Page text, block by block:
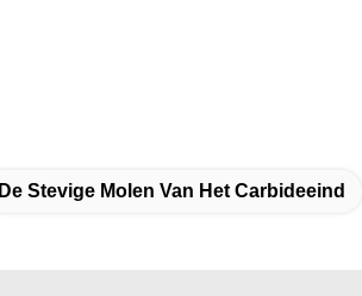
De Stevige Molen Van Het Carbideeind